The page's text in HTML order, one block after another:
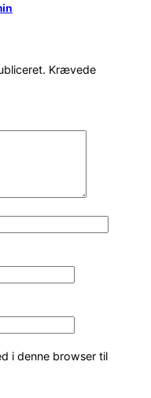
Krævede
i denne browser til